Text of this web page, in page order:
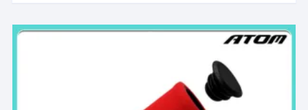
tiene
opciones
se